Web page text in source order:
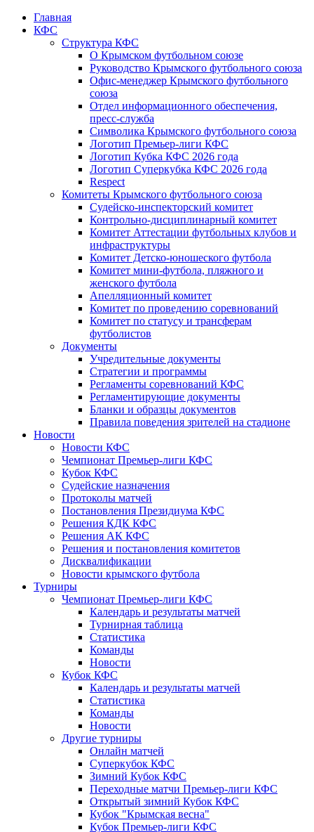
Главная
КФС
Структура КФС
О Крымском футбольном союзе
Руководство Крымского футбольного союза
Офис-менеджер Крымского футбольного
союза
Отдел информационного обеспечения,
пресс-служба
Символика Крымского футбольного союза
Логотип Премьер-лиги КФС
Логотип Кубка КФС 2026 года
Логотип Суперкубка КФС 2026 года
Respect
Комитеты Крымского футбольного союза
Судейско-инспекторский комитет
Контрольно-дисциплинарный комитет
Комитет Аттестации футбольных клубов и
инфраструктуры
Комитет Детско-юношеского футбола
Комитет мини-футбола, пляжного и
женского футбола
Апелляционный комитет
Комитет по проведению соревнований
Комитет по статусу и трансферам
футболистов
Документы
Учредительные документы
Стратегии и программы
Регламенты соревнований КФС
Регламентирующие документы
Бланки и образцы документов
Правила поведения зрителей на стадионе
Новости
Новости КФС
Чемпионат Премьер-лиги КФС
Кубок КФС
Судейские назначения
Протоколы матчей
Постановления Президиума КФС
Решения КДК КФС
Решения АК КФС
Решения и постановления комитетов
Дисквалификации
Новости крымского футбола
Турниры
Чемпионат Премьер-лиги КФС
Календарь и результаты матчей
Турнирная таблица
Статистика
Команды
Новости
Кубок КФС
Календарь и результаты матчей
Статистика
Команды
Новости
Другие турниры
Онлайн матчей
Суперкубок КФС
Зимний Кубок КФС
Переходные матчи Премьер-лиги КФС
Открытый зимний Кубок КФС
Кубок "Крымская весна"
Кубок Премьер-лиги КФС